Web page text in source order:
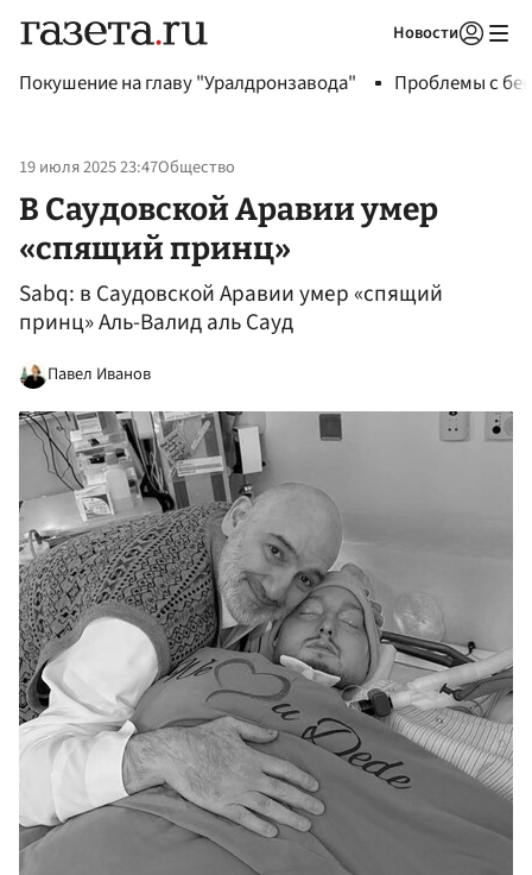
Новости
Покушение на главу "Уралдронзавода" Проблемы с
19 июля 2025 23:47Общество
В Саудовской Аравии умер
«спящий принц»
Sabq: в Саудовской Аравии умер «спящий
принц» Аль-Валид аль Сауд
Павел Иванов